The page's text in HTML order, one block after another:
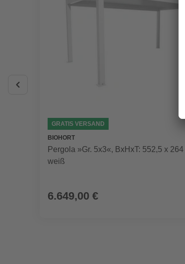
GRATIS VERSAND
BIOHORT
Pergola »Gr. 5x3«, BxHxT: 552,5 x
weiß
6.649,00 €